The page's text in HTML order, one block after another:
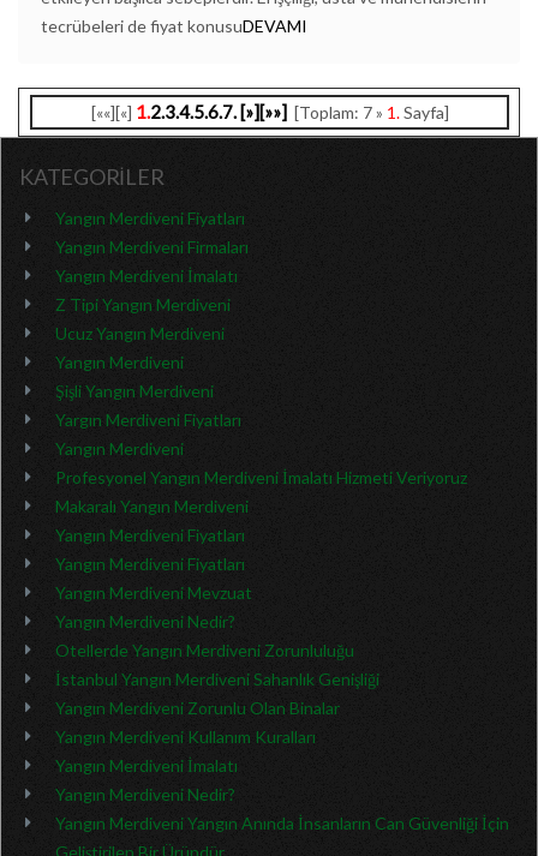
tecrübeleri de fiyat konusuDEVAMI
[««][«] 1.2.3.4.5.6.7.[»][»»] [Toplam: 7 » 1.Sayfa]
KATEGORİLER
Yangın Merdiveni Fiyatları
Yangın Merdiveni Firmaları
Yangın Merdiveni İmalatı
Z Tipi Yangın Merdiveni
Ucuz Yangın Merdiveni
Yangın Merdiveni
Şişli Yangın Merdiveni
Yargın Merdiveni Fiyatları
Yangın Merdiveni
Profesyonel Yangın Merdiveni İmalatı Hizmeti Veriyoruz
Makaralı Yangın Merdiveni
Yangın Merdiveni Fiyatları
Yangın Merdiveni Fiyatları
Yangın Merdiveni Mevzuat
Yangın Merdiveni Nedir?
Otellerde Yangın Merdiveni Zorunluluğu
İstanbul Yangın Merdiveni Sahanlık Genişliği
Yangın Merdiveni Zorunlu Olan Binalar
Yangın Merdiveni Kullanım Kuralları
Yangın Merdiveni İmalatı
Yangın Merdiveni Nedir?
Yangın Merdiveni Yangın Anında İnsanların Can Güvenliği İçin
Geliştirilen Bir Üründür